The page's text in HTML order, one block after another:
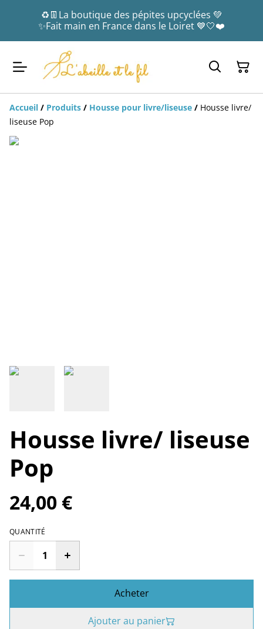
♻️👖La boutique des pépites upcyclées 💚
✨Fait main en France dans le Loiret 💙🤍❤️
Accueil / Produits / Housse pour livre/liseuse / Housse livre/
liseuse Pop
Housse livre/ liseuse
Pop
24,00 €
QUANTITÉ
Acheter
Ajouter au panier